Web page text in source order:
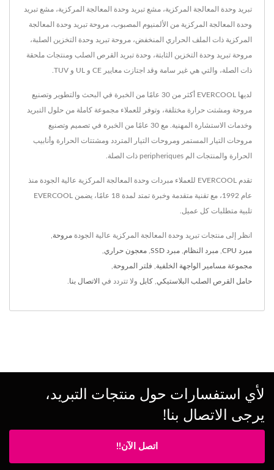
تبريد وحدة المعالجة المركزية، مشع تبريد وحدة المعالجة المركزية، مشع تبريد
وحدة المعالجة المركزية من الألمنيوم المصبوب، مروحة تبريد وحدة المعالجة
المركزية ذات الملف الحراري المنخفض، مروحة تبريد وحدة التخزين الصلبة،
مروحة تبريد وحدة التخزين الثابتة، وحدة تبريد القرص الصلب ومنتجات ملحقة
ذات الصلة، والتي هي غير سامة وقد اجتازت معايير CE و UL و TUV.
لديها EVERCOOL أكثر من 30 عامًا من الخبرة في البحث والتطوير وتصنيع
مروحة ومشتت حرارة مختلفة، وتوفر للعملاء مجموعة كاملة من حلول التبريد
وخدمات الاستشارة المهنية. مع 30 عامًا من الخبرة في تصميم وتصنيع
مروحات التيار المستمر ومروحات التيار المتردد ومشتتات الحرارة وأنابيب
الحرارة والمنتجات الم peripheriques ذات الصلة.
تقدم EVERCOOL للعملاء مبردات وحدة المعالجة المركزية عالية الجودة منذ
عام 1992، مع تقنية متقدمة وخبرة تمتد لمدة 18 عامًا، يضمن EVERCOOL
تلبية متطلبات كل عميل.
انظر إلى منتجات تبريد وحدة المعالجة المركزية عالية الجودة مروحة
مبرد CPU مبرد النظام مبرد SSD معجون حراري
مجموعة مسامير الواجهة الخلفية فلتر المروحة
حامل القرص الصلب البلاستيكي كابل ولا تتردد في الاتصال بنا
لأي استفسارات حول منتجات التبريد،
يرجى الاتصال بنا!
اتصل الآن!!